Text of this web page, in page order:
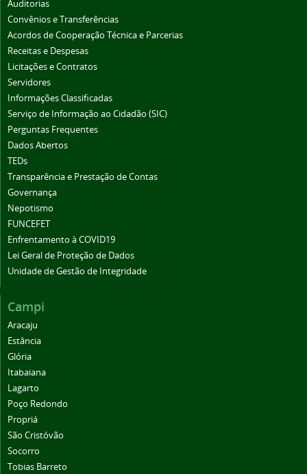
Auditorias
Convênios e Transferências
Acordos de Cooperação Técnica e Parcerias
Receitas e Despesas
Licitações e Contratos
Servidores
Informações Classificadas
Serviço de Informação ao Cidadão (SIC)
Perguntas Frequentes
Dados Abertos
TEDs
Transparência e Prestação de Contas
Governança
Nepotismo
FUNCEFET
Enfrentamento à COVID19
Lei Geral de Proteção de Dados
Unidade de Gestão de Integridade
Campi
Aracaju
Estância
Glória
Itabaiana
Lagarto
Poço Redondo
Propriá
São Cristóvão
Socorro
Tobias Barreto